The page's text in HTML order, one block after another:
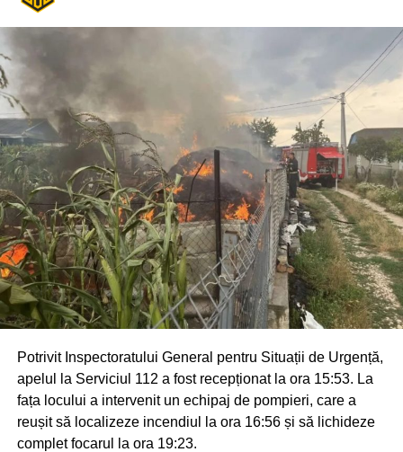
Potrivit Inspectoratului General pentru Situații de Urgență,
apelul la Serviciul 112 a fost recepționat la ora 15:53. La
fața locului a intervenit un echipaj de pompieri, care a
reușit să localizeze incendiul la ora 16:56 și să lichideze
complet focarul la ora 19:23.